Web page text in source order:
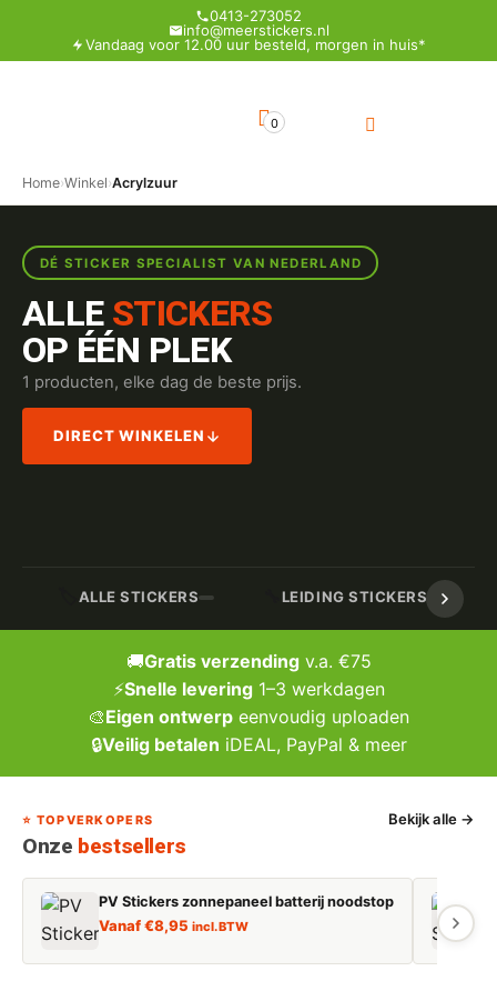
0413-273052
info@meerstickers.nl
Vandaag voor 12.00 uur besteld, morgen in huis*
0
Home›Winkel›Acrylzuur
DÉ STICKER SPECIALIST VAN NEDERLAND
ALLE STICKERS
OP ÉÉN PLEK
1 producten, elke dag de beste prijs.
DIRECT WINKELEN
ALLE STICKERS LEIDING STICKERS /
🚚Gratis verzendingv.a. €75
⚡Snelle levering1–3 werkdagen
🎨Eigen ontwerp eenvoudig uploaden
🔒Veilig betalen iDEAL, PayPal & meer
⭐ TOPVERKOPERS
Onze bestsellers
Bekijk alle →
PV Stickers zonnepaneel batterij noodstop
Vanaf€8,95 incl. BTW